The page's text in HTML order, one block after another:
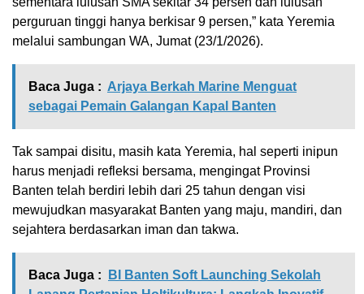
perguruan tinggi hanya berkisar 9 persen,” kata Yeremia
melalui sambungan WA, Jumat (23/1/2026).
Baca Juga : Arjaya Berkah Marine Menguat
sebagai Pemain Galangan Kapal Banten
Tak sampai disitu, masih kata Yeremia, hal seperti inipun
harus menjadi refleksi bersama, mengingat Provinsi
Banten telah berdiri lebih dari 25 tahun dengan visi
mewujudkan masyarakat Banten yang maju, mandiri, dan
sejahtera berdasarkan iman dan takwa.
Baca Juga :
BI Banten Soft Launching Sekolah